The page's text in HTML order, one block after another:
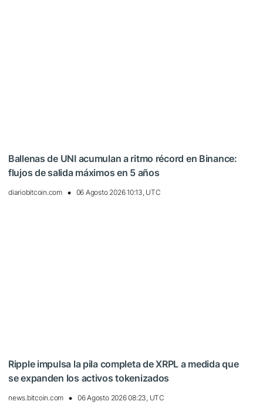
Ballenas de UNI acumulan a ritmo récord en Binance:
flujos de salida máximos en 5 años
diariobitcoin.com 06 Agosto 2026 10:13, UTC
Ripple impulsa la pila completa de XRPL a medida que
se expanden los activos tokenizados
news.bitcoin.com 06 Agosto 2026 08:23, UTC